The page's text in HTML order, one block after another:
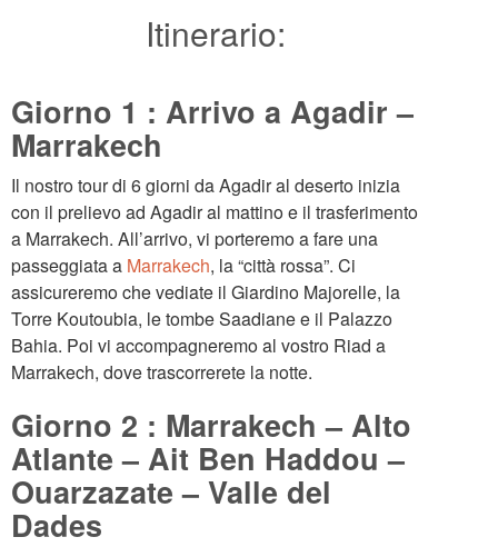
Itinerario:
Giorno 1 : Arrivo a Agadir –
Marrakech
Il nostro tour di 6 giorni da Agadir al deserto inizia
con il prelievo ad Agadir al mattino e il trasferimento
a Marrakech. All’arrivo, vi porteremo a fare una
passeggiata a Marrakech, la “città rossa”. Ci
assicureremo che vediate il Giardino Majorelle, la
Torre Koutoubia, le tombe Saadiane e il Palazzo
Bahia. Poi vi accompagneremo al vostro Riad a
Marrakech, dove trascorrerete la notte.
Giorno 2 : Marrakech – Alto
Atlante – Ait Ben Haddou –
Ouarzazate – Valle del
Dades